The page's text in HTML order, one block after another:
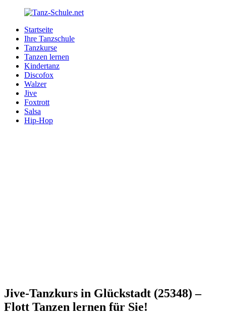
Zurück
Inhalt
Tanz-
Schule.net
Ihre
Tanzschule
Internet
Startseite
Ihre Tanzschule
Tanzkurse
Tanzen lernen
Kindertanz
Discofox
Walzer
Jive
Foxtrott
Salsa
Hip-Hop
Jive-Tanzkurs in Glückstadt (25348) –
Flott Tanzen lernen für Sie!